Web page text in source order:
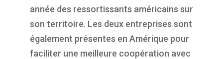
année des ressortissants américains sur
son territoire. Les deux entreprises sont
également présentes en Amérique pour
faciliter une meilleure coopération avec